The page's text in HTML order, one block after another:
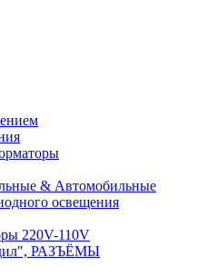
& Автомобильные
освещения
220V-110V
РАЗЪЁМЫ